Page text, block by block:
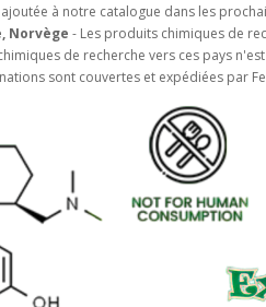
à notre catalogue dans les
Norvège - Les produits chimiques de
de recherche vers ces pays
sont couvertes et expédiées par